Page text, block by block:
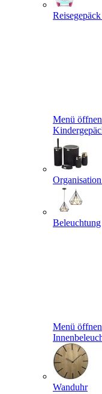
Menü öffnen
Beleuchtung
Menü öffnen
Wanduhr